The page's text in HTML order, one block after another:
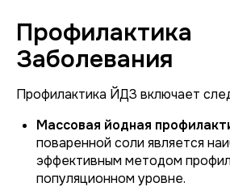
Профилактика
Заболевания
Профилактика ЙДЗ включает
Массовая йодная
поваренной соли является
эффективным методом
популяционном уровне.